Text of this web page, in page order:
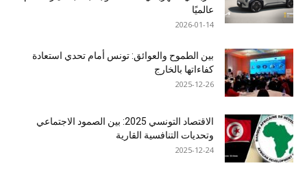
عالميًا
2026-01-14
بين الطموح والعوائق: تونس أمام تحدي استعادة
كفاءاتها بالخارج
2025-12-26
الاقتصاد التونسي 2025: بين الصمود الاجتماعي
وتحديات التنافسية القارية
2025-12-24